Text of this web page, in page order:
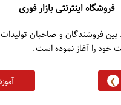
فروشگاه اینترنتی بازار فوری
بین فروشندگان و صاحبان